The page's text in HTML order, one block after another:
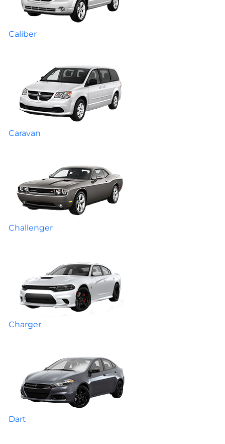
Caliber
Caravan
Challenger
Charger
Dart